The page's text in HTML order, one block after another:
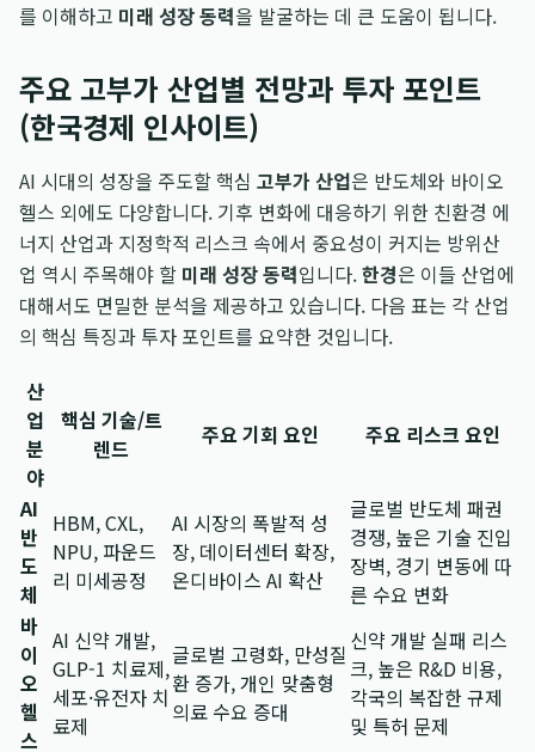
를 이해하고 미래 성장 동력을 발굴하는 데 큰 도움이 됩니다.
주요 고부가 산업별 전망과 투자 포인트
(한국경제 인사이트)
AI 시대의 성장을 주도할 핵심 고부가 산업은 반도체와 바이오
헬스 외에도 다양합니다. 기후 변화에 대응하기 위한 친환경 에
너지 산업과 지정학적 리스크 속에서 중요성이 커지는 방위산
업 역시 주목해야 할 미래 성장 동력입니다.한경은 이들 산업에
대해서도 면밀한 분석을 제공하고 있습니다. 다음 표는 각 산업
의 핵심 특징과 투자 포인트를 요약한 것입니다.
산
업
분
야
핵심 기술/트
렌드
주요 기회 요인 주요 리스크 요인
AI
반
도
체
HBM, CXL,
NPU, 파운드
리 미세공정
AI 시장의 폭발적 성
장, 데이터센터 확장,
온디바이스 AI 확산
글로벌 반도체 패권
경쟁, 높은 기술 진입
장벽, 경기 변동에 따
른 수요 변화
바
이
오
헬
스
AI 신약 개발,
GLP-1 치료제,
세포·유전자 치
료제
글로벌 고령화, 만성질
환 증가, 개인 맞춤형
의료 수요 증대
신약 개발 실패 리스
크, 높은 R&D 비용,
각국의 복잡한 규제
및 특허 문제